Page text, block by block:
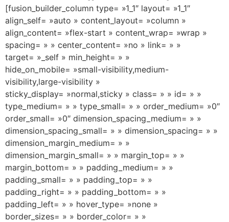
[fusion_builder_column type= »1_1″ layout= »1_1″
align_self= »auto » content_layout= »column »
align_content= »flex-start » content_wrap= »wrap »
spacing= » » center_content= »no » link= » »
target= »_self » min_height= » »
hide_on_mobile= »small-visibility,medium-
visibility,large-visibility »
sticky_display= »normal,sticky » class= » » id= » »
type_medium= » » type_small= » » order_medium= »0″
order_small= »0″ dimension_spacing_medium= » »
dimension_spacing_small= » » dimension_spacing= » »
dimension_margin_medium= » »
dimension_margin_small= » » margin_top= » »
margin_bottom= » » padding_medium= » »
padding_small= » » padding_top= » »
padding_right= » » padding_bottom= » »
padding_left= » » hover_type= »none »
border_sizes= » » border_color= » »